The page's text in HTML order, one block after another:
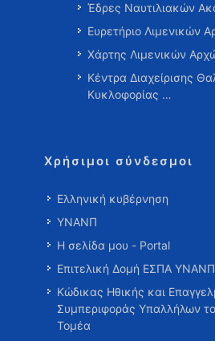
Έδρες Ναυτιλιακών
Ευρετήριο Λιμενικών
Χάρτης Λιμενικών
Κέντρα Διαχείρισης
Κυκλοφορίας …
Χρήσιμοι σύνδεσμοι
Ελληνική κυβέρνηση
ΥΝΑΝΠ
Η σελίδα μου - Portal
Επιτελική Δομή ΕΣΠΑ ΥΝΑΝΠ
Κώδικας Ηθικής και
Συμπεριφοράς Υπαλλήλων
Τομέα